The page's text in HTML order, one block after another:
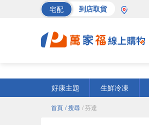
宅配 到店取貨
好康主題
生鮮冷凍
首頁 / 搜尋 / 芬達